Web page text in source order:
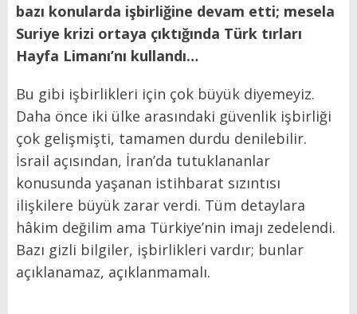
bazı konularda işbirliğine devam etti; mesela
Suriye krizi ortaya çıktığında Türk tırları
Hayfa Limanı’nı kullandı…
Bu gibi işbirlikleri için çok büyük diyemeyiz.
Daha önce iki ülke arasındaki güvenlik işbirliği
çok gelişmişti, tamamen durdu denilebilir.
İsrail açısından, İran’da tutuklananlar
konusunda yaşanan istihbarat sızıntısı
ilişkilere büyük zarar verdi. Tüm detaylara
hâkim değilim ama Türkiye’nin imajı zedelendi.
Bazı gizli bilgiler, işbirlikleri vardır; bunlar
açıklanamaz, açıklanmamalı.